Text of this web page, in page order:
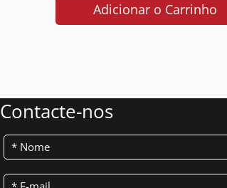
Adicionar o Carrinho
Contacte-nos